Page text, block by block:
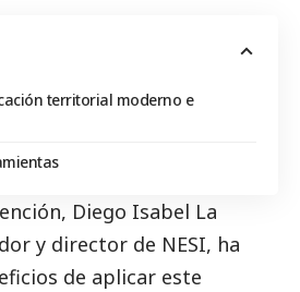
territorial moderno e
Diego Isabel La
y director de NESI, ha
de aplicar este